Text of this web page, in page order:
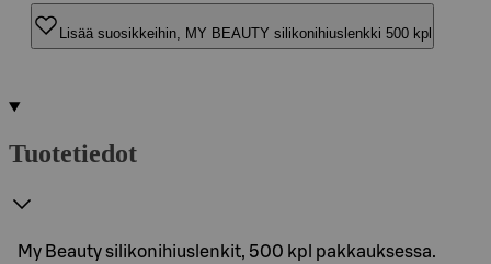
Lisää suosikkeihin, MY BEAUTY silikonihiuslenkki 500 kpl
Tuotetiedot
My Beauty silikonihiuslenkit, 500 kpl pakkauksessa.